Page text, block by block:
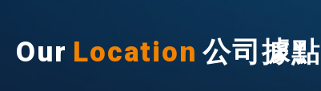
Our Location 公司據點